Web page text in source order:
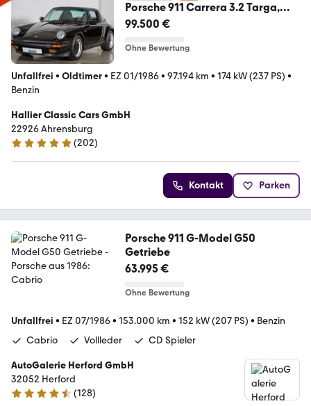
Porsche 911 Carrera 3.2 Targa,
3.Hand, top Historie !
99.500 €
Ohne Bewertung
Unfallfrei • Oldtimer• EZ 01/1986• 97.194 km • 174 kW (237 PS) •
Benzin
Hallier Classic Cars GmbH
22926 Ahrensburg
4.9 Sterne
(202)
Kontakt Parken
Porsche 911 G-Model G50
Getriebe
63.995 €
Ohne Bewertung
Unfallfrei • EZ 07/1986• 153.000 km • 152 kW (207 PS) • Benzin
Cabrio
Vollleder CD Spieler
AutoGalerie Herford GmbH
32052 Herford
4.5 Sterne
(128)